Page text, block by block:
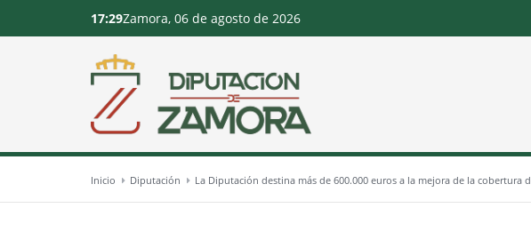
17:29Zamora, 06 de agosto de 2026
Inicio Diputación La Diputación destina más de 600.000 euros a la mejora de la cobertura